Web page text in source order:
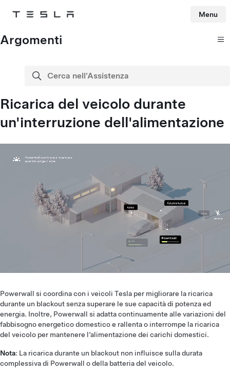
Tesla Menu
Argomenti
Cerca nell'Assistenza
cerca
Ricarica del veicolo durante
un'interruzione dell'alimentazione
Powerwall si coordina con i veicoli Tesla per migliorare la ricarica
durante un blackout senza superare le sue capacità di potenza ed
energia. Inoltre, Powerwall si adatta continuamente alle variazioni del
fabbisogno energetico domestico e rallenta o interrompe la ricarica
del veicolo per mantenere l’alimentazione dei carichi domestici.
Nota: La ricarica durante un blackout non influisce sulla durata
complessiva di Powerwall o della batteria del veicolo.